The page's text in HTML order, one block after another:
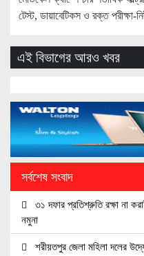
টেস্ট, ডায়াবেটিকস ও রক্ত পরীক্ষা-
এই বিভাগের আরও খবর
সর্বশেষ সংবাদ
৩১ দফার প্রতিশ্রুতি রক্ষা না
নমুনা
শরীয়তপুর জেলা মহিলা দলের